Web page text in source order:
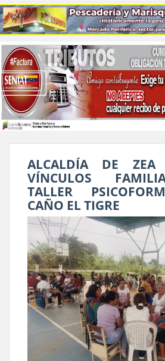
ALCALDÍA DE ZEA
VÍNCULOS
TALLER
CAÑO EL TIGRE